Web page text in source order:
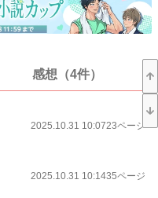
感想（4件）
2025.10.31 10:0723ページ
2025.10.31 10:1435ページ